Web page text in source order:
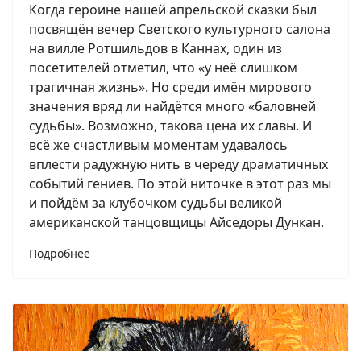
Когда героине нашей апрельской сказки был
посвящён вечер Светского культурного салона
на вилле Ротшильдов в Каннах, один из
посетителей отметил, что «у неё слишком
трагичная жизнь». Но среди имён мирового
значения вряд ли найдётся много «баловней
судьбы». Возможно, такова цена их славы. И
всё же счастливым моментам удавалось
вплести радужную нить в череду драматичных
событий гениев. По этой ниточке в этот раз мы
и пойдём за клубочком судьбы великой
американской танцовщицы Айседоры Дункан.
Подробнее